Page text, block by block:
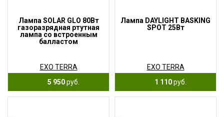
Лампа SOLAR GLO 80Вт
газоразрядная ртутная
лампа со встроенным
балластом
EXO TERRA
5 950руб.
Лампа DAYLIGHT BASKING
SPOT 25Вт
EXO TERRA
1 110руб.